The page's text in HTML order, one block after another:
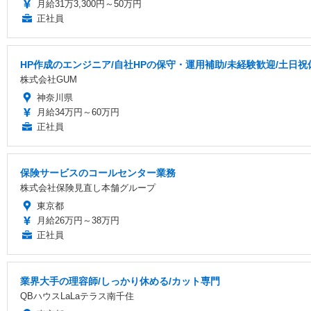
月給31万3,300円～50万円
正社員
HP作成のエンジニア/自社HPの保守・運用補助/未経験歓迎/土日祝
株式会社GUM
神奈川県
月給34万円～60万円
正社員
保険サービスのコールセンター業務
株式会社保険見直し本舗グループ
東京都
月給26万円～38万円
正社員
業界大手の理容師/しっかり休める/カット専門
QBハウスLaLaテラス南千住